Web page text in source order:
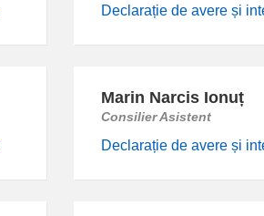
Declarație de avere și
Marin Narcis Ionuț
Consilier Asistent
Declarație de avere și